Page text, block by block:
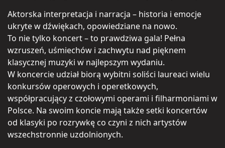
Aktorska interpretacja i narracja – historia i emocje
ukryte w dźwiękach, opowiedziane na nowo.
To nie tylko koncert – to prawdziwa gala! Pełna
wzruszeń, uśmiechów i zachwytu nad pięknem
klasycznej muzyki w najlepszym wydaniu.
W koncercie udział biorą wybitni soliści laureaci wielu
konkursów operowych i operetkowych,
współpracujący z czołowymi operami i filharmoniami w
Polsce. Na swoim koncie mają także setki koncertów
od klasyki po rozrywkę co czyni z nich artystów
wszechstronnie uzdolnionych.